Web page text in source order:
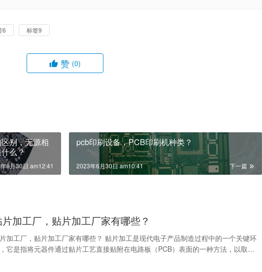
6 标签9
赞 (0)
别，无源相
么？
6月30日 am12:41
pcb印刷设备，PCB印刷机种类？
下一篇
2023年6月30日 am10:41
片加工厂，贴片加工厂家有哪些？
加工厂，贴片加工厂家有哪些？ 贴片加工是现代电子产品制造过程中的一个关键环
它是指将元器件通过贴片工艺直接贴附在电路板（PCB）表面的一种方法，以取代